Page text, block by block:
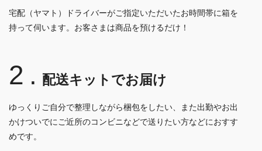
宅配（ヤマト）ドライバーがご指定いただいたお時間帯に箱を
持って伺います。お客さまは商品を預けるだけ！
2. 配送キットでお届け
ゆっくりご自分で整理しながら梱包をしたい、また出勤やお出
かけついでにご近所のコンビニなどで送りたい方などにおすす
めです。